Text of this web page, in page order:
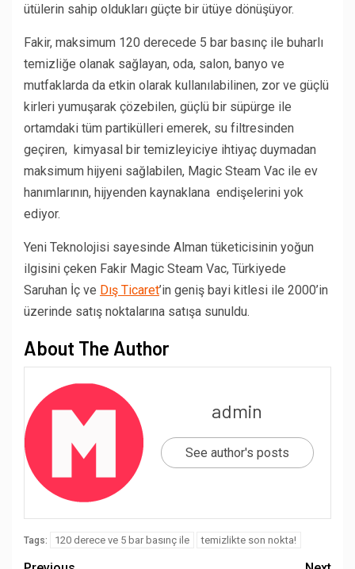
ütülerin sahip oldukları güçte bir ütüye dönüşüyor.
Fakir, maksimum 120 derecede 5 bar basınç ile buharlı
temizliğe olanak sağlayan, oda, salon, banyo ve
mutfaklarda da etkin olarak kullanılabilinen, zor ve güçlü
kirleri yumuşarak çözebilen, güçlü bir süpürge ile
ortamdaki tüm partikülleri emerek, su filtresinden
geçiren, kimyasal bir temizleyiciye ihtiyaç duymadan
maksimum hijyeni sağlabilen, Magic Steam Vac ile ev
hanımlarının, hijyenden kaynaklana endişelerini yok
ediyor.
Yeni Teknolojisi sayesinde Alman tüketicisinin yoğun
ilgisini çeken Fakir Magic Steam Vac, Türkiyede
Saruhan İç ve Dış Ticaret’in geniş bayi kitlesi ile 2000’in
üzerinde satış noktalarına satışa sunuldu.
About The Author
admin
See author's posts
Tags: 120 derece ve 5 bar basınç ile temizlikte son nokta!